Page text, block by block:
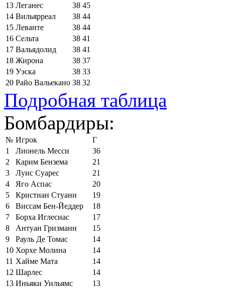
13 Леганес 38 45
14 Вильярреал 38 44
15 Леванте 38 44
16 Сельта 38 41
17 Вальядолид 38 41
18 Жирона 38 37
19 Уэска 38 33
20 Райо Вальекано 38 32
Подробная таблица
Бомбардиры:
№ Игрок
Г
1
Лионель Месси
36
2
Карим Бензема
21
3
Луис Суарес
21
4
Яго Аспас
20
5
Кристиан Стуани
19
6
Виссам Бен-Йеддер
18
7
Борха Иглесиас
17
8
Антуан Гризманн
15
9
Рауль Де Томас
14
10 Хорхе Молина
14
11 Хайме Мата
14
12 Шарлес
14
13 Иньяки Уильямс
13